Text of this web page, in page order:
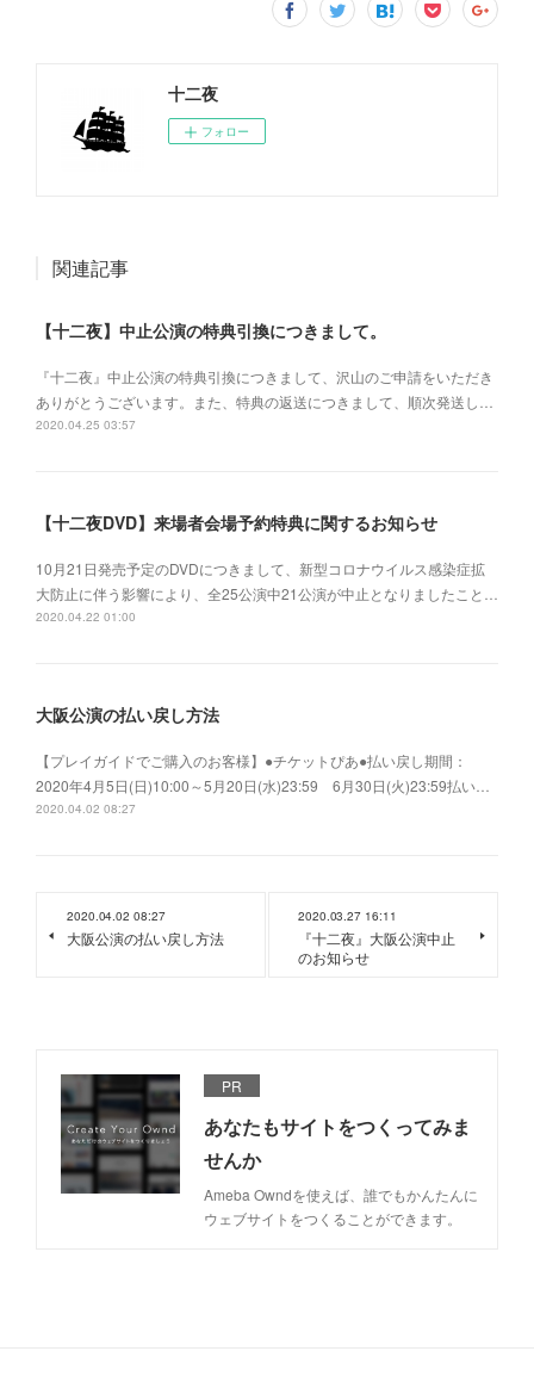
十二夜
フォロー
関連記事
【十二夜】中止公演の特典引換につきまして。
『十二夜』中止公演の特典引換につきまして、沢山のご申請をいただき
ありがとうございます。また、特典の返送につきまして、順次発送し…
2020.04.25 03:57
【十二夜DVD】来場者会場予約特典に関するお知らせ
10月21日発売予定のDVDにつきまして、新型コロナウイルス感染症拡
大防止に伴う影響により、全25公演中21公演が中止となりましたこと…
2020.04.22 01:00
大阪公演の払い戻し方法
【プレイガイドでご購入のお客様】●チケットぴあ●払い戻し期間：
2020年4月5日(日)10:00～5月20日(水)23:59 6月30日(火)23:59払い…
2020.04.02 08:27
2020.04.02 08:27
大阪公演の払い戻し方法
2020.03.27 16:11
『十二夜』大阪公演中止
のお知らせ
PR
あなたもサイトをつくってみま
せんか
Ameba Owndを使えば、誰でもかんたんに
ウェブサイトをつくることができます。